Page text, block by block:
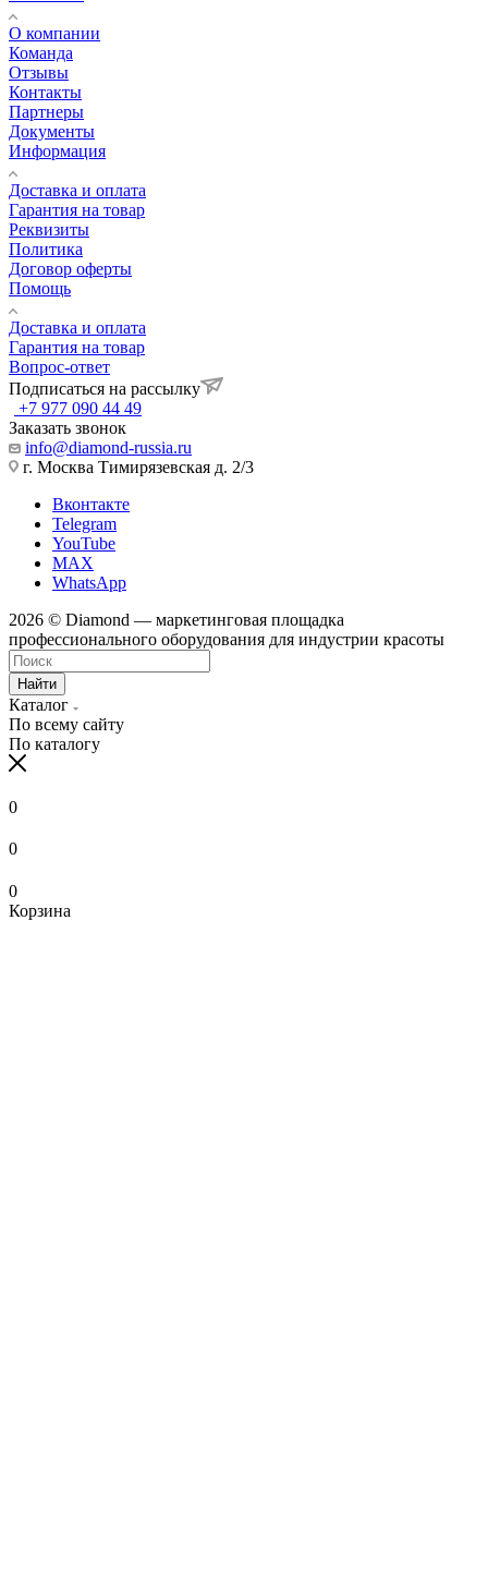
О компании
Команда
Отзывы
Контакты
Партнеры
Документы
Информация
Доставка и оплата
Гарантия на товар
Реквизиты
Политика
Договор оферты
Помощь
Доставка и оплата
Гарантия на товар
Вопрос-ответ
Подписаться на рассылку
+7 977 090 44 49
Заказать звонок
info@diamond-russia.ru
г. Москва Тимирязевская д. 2/3
Вконтакте
Telegram
YouTube
MAX
WhatsApp
2026 © Diamond — маркетинговая площадка
профессионального оборудования для индустрии красоты
Найти
Каталог
По всему сайту
По каталогу
0
0
0
Корзина